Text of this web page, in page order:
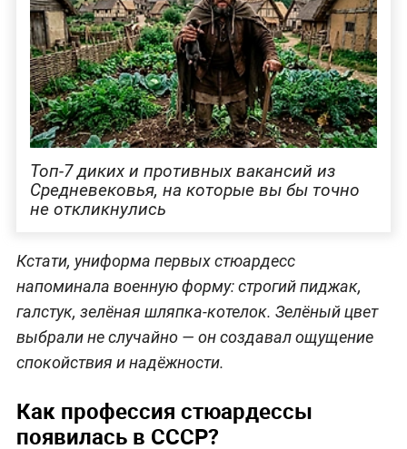
Топ-7 диких и противных вакансий из
Средневековья, на которые вы бы точно
не откликнулись
Кстати, униформа первых стюардесс
напоминала военную форму: строгий пиджак,
галстук, зелёная шляпка-котелок. Зелёный цвет
выбрали не случайно — он создавал ощущение
спокойствия и надёжности.
Как профессия стюардессы
появилась в СССР?